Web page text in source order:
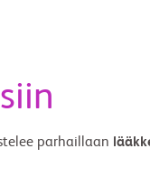
parhaillaan